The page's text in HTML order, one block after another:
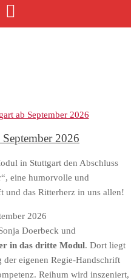
2026
in Stuttgart den Abschluss
eine humorvolle und
und das Ritterherz in uns allen!
Doerbeck und
in das dritte Modul. Dort liegt
eigenen Regie-Handschrift
Reihum wird inszeniert,